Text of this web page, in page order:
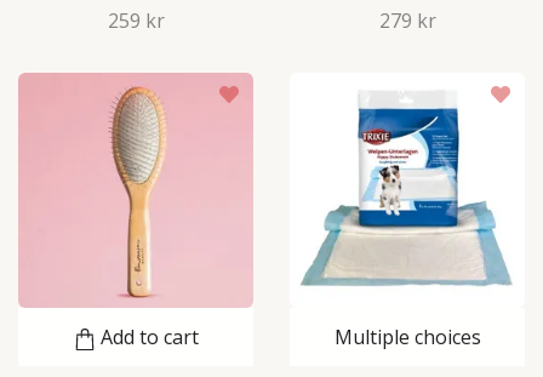
259 kr 279 kr
Add to cart Multiple choices